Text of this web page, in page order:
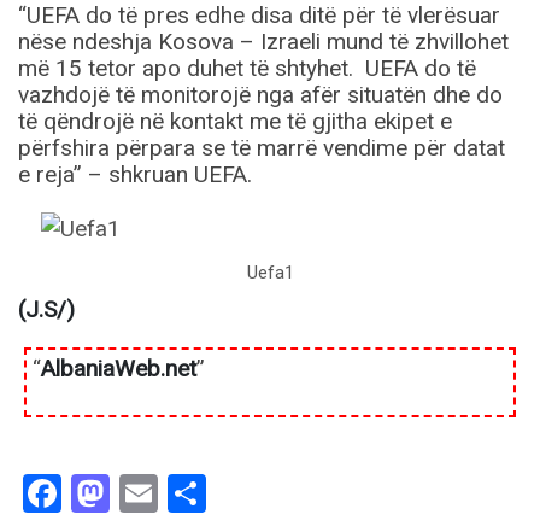
“UEFA do të pres edhe disa ditë për të vlerësuar
nëse ndeshja Kosova – Izraeli mund të zhvillohet
më 15 tetor apo duhet të shtyhet. UEFA do të
vazhdojë të monitorojë nga afër situatën dhe do
të qëndrojë në kontakt me të gjitha ekipet e
përfshira përpara se të marrë vendime për datat
e reja” – shkruan UEFA.
Uefa1
(J.S/)
“AlbaniaWeb.net”
Facebook
Mastodon
Email